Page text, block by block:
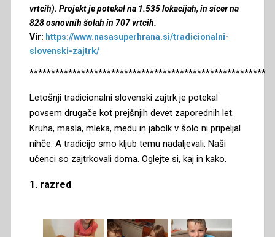
vrtcih). Projekt je potekal na 1.535 lokacijah, in sicer na
828 osnovnih šolah in 707 vrtcih.
Vir: https://www.nasasuperhrana.si/tradicionalni-
slovenski-zajtrk/
*******************************************************
Letošnji tradicionalni slovenski zajtrk je potekal
povsem drugače kot prejšnjih devet zaporednih let.
Kruha, masla, mleka, medu in jabolk v šolo ni pripeljal
nihče. A tradicijo smo kljub temu nadaljevali. Naši
učenci so zajtrkovali doma. Oglejte si, kaj in kako.
1. razred